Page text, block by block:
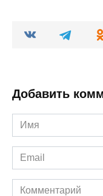
Добавить
Имя
*
Email
*
Комментарий